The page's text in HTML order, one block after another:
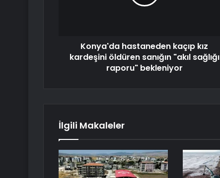
Konya'da hastaneden kaçıp kız
kardeşini öldüren sanığın "akıl sağlığı
raporu" bekleniyor
İlgili Makaleler